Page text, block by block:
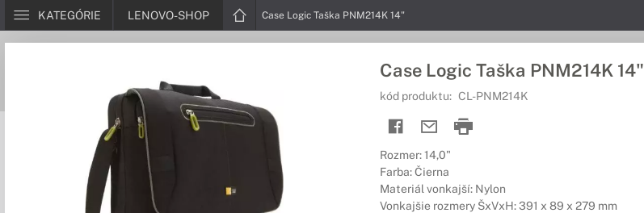
KATEGÓRIE LENOVO-SHOP Case Logic Taška PNM214K 14"
Case Logic Taška PNM214K 14"
kód produktu: CL-PNM214K
Rozmer: 14,0"
Farba: Čierna
Materiál vonkajší: Nylon
Vonkajšie rozmery ŠxVxH: 391 x 89 x 279 mm